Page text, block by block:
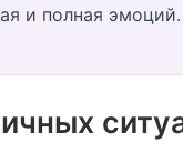
и полная